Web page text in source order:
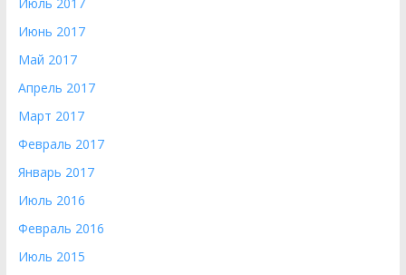
Июнь 2017
Май 2017
Апрель 2017
Март 2017
Февраль 2017
Январь 2017
Июль 2016
Февраль 2016
Июль 2015